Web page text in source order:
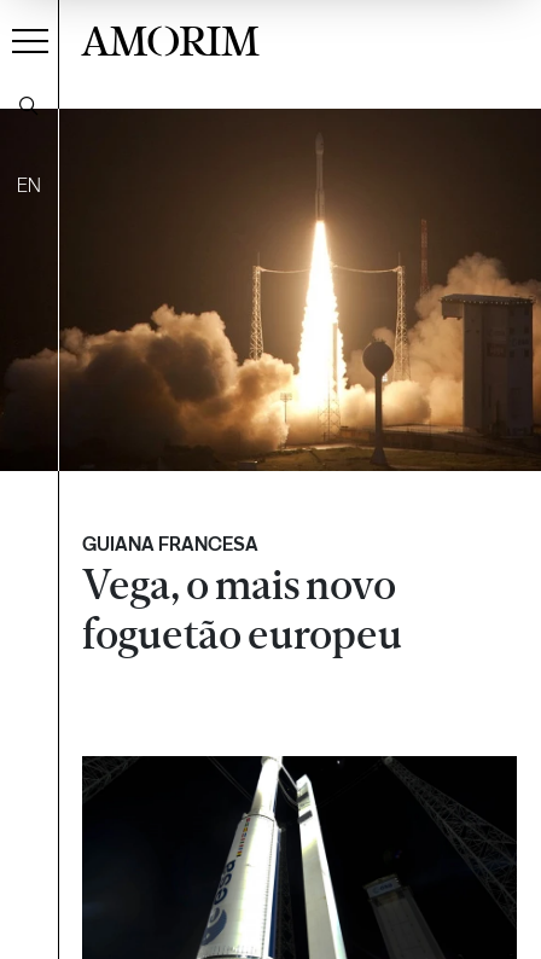
EN
AMORIM
GUIANA FRANCESA
Vega, o mais novo
foguetão europeu